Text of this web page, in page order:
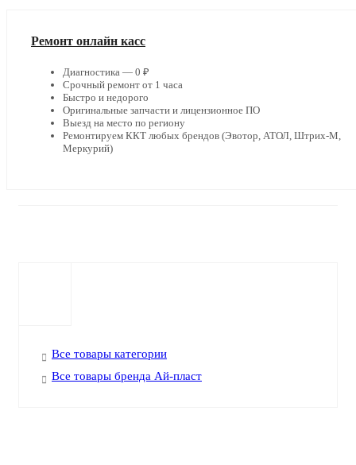
Ремонт онлайн касс
Диагностика — 0 ₽
Срочный ремонт от 1 часа
Быстро и недорого
Оригинальные запчасти и лицензионное ПО
Выезд на место по региону
Ремонтируем ККТ любых брендов (Эвотор, АТОЛ, Штрих-М,
Меркурий)
Все товары категории
Все товары бренда Ай-пласт